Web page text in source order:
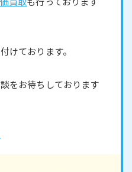
けております。
をお待ちしております